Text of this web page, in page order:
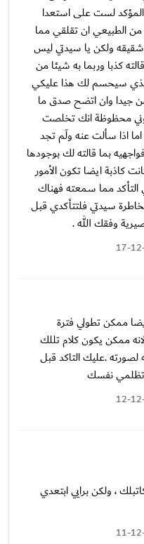
لست على استعدا
الطبيعي ان تقلقي مما
ولكن يا سيدتي ليس
كذبا وربما به شيئا من
سيحسم لك هذا عليكي
جيدا وان اتضح صدق ما
محظوظة انك تخلصت
اذا سألت عنه ولَم تجد
بما قالته لك بوجودها
كاذبة ايضا تكون الأمور
مما سمعته فهناك
سيدتي فلتتأكدي قبل
وفقك الله .
17-
ممكن تطولي فترة
ممكن يكون كلام تللك
.عليك التاكد قبل
وتظلمي نفسك
12-
، ولكن برايي ابتعدي
11-